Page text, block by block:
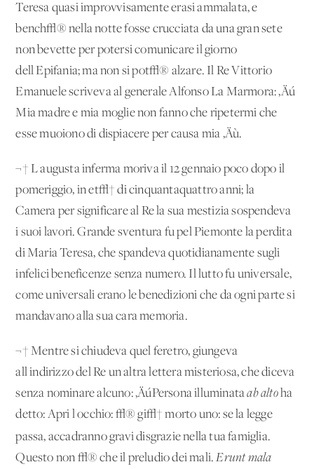
Teresa quasi improvvisamente erasi ammalata, e
bench√® nella notte fosse crucciata da una gran sete
non bevette per potersi comunicare il giorno
dell'Epifania; ma non si pot√® alzare. Il Re Vittorio
Emanuele scriveva al generale Alfonso La Marmora: ‚Äú
Mia madre e mia moglie non fanno che ripetermi che
esse muoiono di dispiacere per causa mia ‚Äù.
¬† L'augusta inferma moriva il 12 gennaio poco dopo il
pomeriggio, in et√† di cinquantaquattro anni; la
Camera per significare al Re la sua mestizia sospendeva
i suoi lavori. Grande sventura fu pel Piemonte la perdita
di Maria Teresa, che spandeva quotidianamente sugli
infelici beneficenze senza numero. Il lutto fu universale,
come universali erano le benedizioni che da ogni parte si
mandavano alla sua cara memoria.
¬† Mentre si chiudeva quel feretro, giungeva
all'indirizzo del Re un'altra lettera misteriosa, che diceva
senza nominare alcuno: ‚ÄúPersona illuminataab altoha
detto: Apri l'occhio: √® gi√† morto uno: se la legge
passa, accadranno gravi disgrazienella tua famiglia.
Questo non √® che il preludio dei mali.Erunt mala